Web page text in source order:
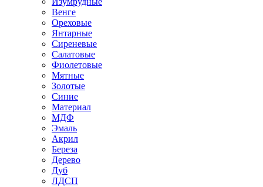
Венге
Ореховые
Янтарные
Сиреневые
Салатовые
Фиолетовые
Мятные
Золотые
Синие
Материал
МДФ
Эмаль
Акрил
Береза
Дерево
Дуб
ЛДСП